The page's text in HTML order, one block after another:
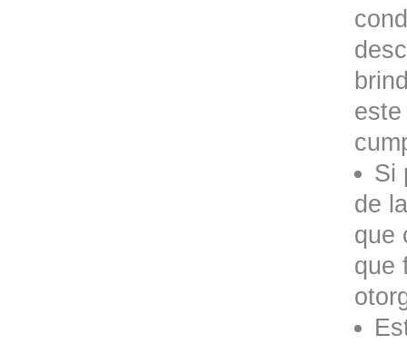
Si
de
que
que